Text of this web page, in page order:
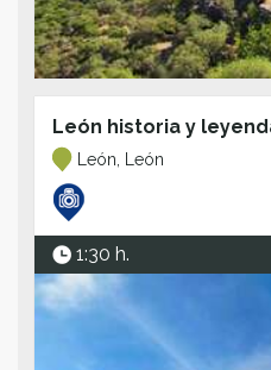
León historia y
León, León
1:30 h.